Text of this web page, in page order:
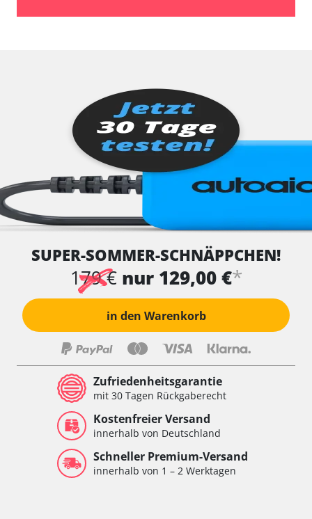
SUPER-SOMMER-SCHNÄPPCHEN!
179 € nur 129,00 €*
in den Warenkorb
Zufriedenheitsgarantie
mit 30 Tagen Rückgaberecht
Kostenfreier Versand
innerhalb von Deutschland
Schneller Premium-Versand
innerhalb von 1 – 2 Werktagen